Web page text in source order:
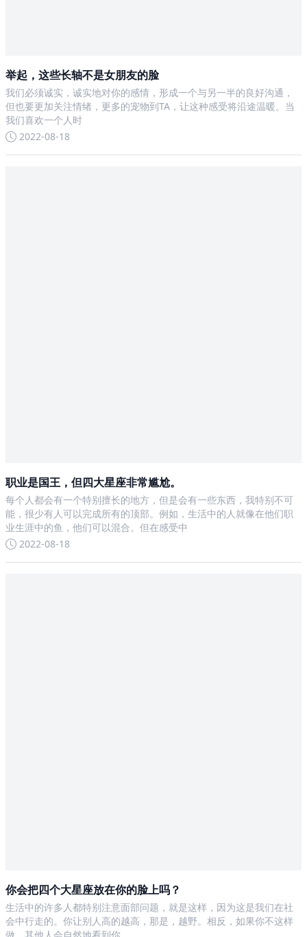
举起，这些长轴不是女朋友的脸
我们必须诚实，诚实地对你的感情，形成一个与另一半的良好沟通，
但也要更加关注情绪，更多的宠物到TA，让这种感受将沿途温暖。当
我们喜欢一个人时
2022-08-18
职业是国王，但四大星座非常尴尬。
每个人都会有一个特别擅长的地方，但是会有一些东西，我特别不可
能，很少有人可以完成所有的顶部。例如，生活中的人就像在他们职
业生涯中的鱼，他们可以混合。但在感受中
2022-08-18
你会把四个大星座放在你的脸上吗？
生活中的许多人都特别注意面部问题，就是这样，因为这是我们在社
会中行走的。你让别人高的越高，那是，越野。相反，如果你不这样